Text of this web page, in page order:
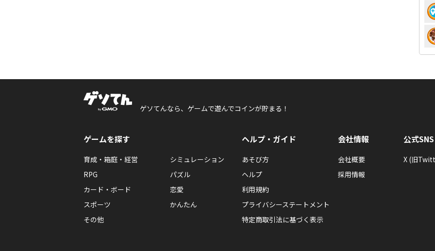
ゲソてんなら、ゲームで遊んでコインが貯まる！
ゲームを探す
育成・箱庭・経営
シミュレーション
RPG
パズル
カード・ボード
恋愛
スポーツ
かんたん
その他
ヘルプ・ガイド
あそび方
ヘルプ
利用規約
プライバシーステートメント
特定商取引法に基づく表示
会社情報
会社概要
採用情報
公式SNS
X (旧